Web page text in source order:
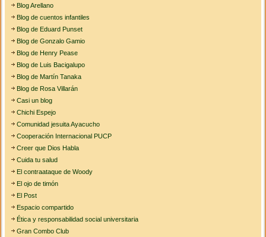
Blog Arellano
Blog de cuentos infantiles
Blog de Eduard Punset
Blog de Gonzalo Gamio
Blog de Henry Pease
Blog de Luis Bacigalupo
Blog de Martín Tanaka
Blog de Rosa Villarán
Casi un blog
Chichi Espejo
Comunidad jesuita Ayacucho
Cooperación Internacional PUCP
Creer que Dios Habla
Cuida tu salud
El contraataque de Woody
El ojo de timón
El Post
Espacio compartido
Ética y responsabilidad social universitaria
Gran Combo Club